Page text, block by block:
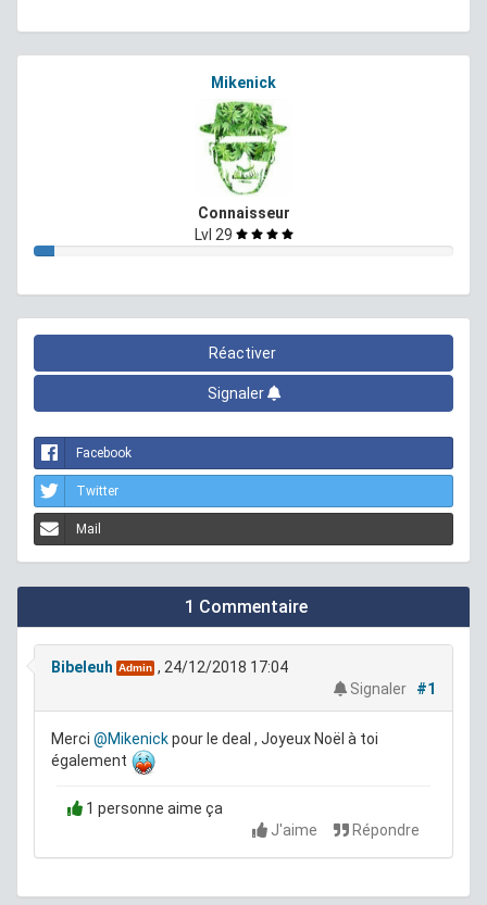
Mikenick
Connaisseur
Lvl 29
Réactiver
Signaler
Facebook
Twitter
Mail
1 Commentaire
Bibeleuh Admin , 24/12/2018 17:04
Signaler
#1
Merci @Mikenickpour le deal , Joyeux Noël à toi
également
1 personne aime ça
J'aime
Répondre